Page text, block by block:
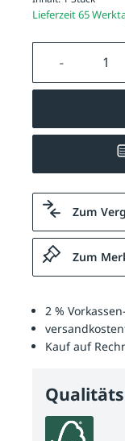
Lieferzeit 65
Produkt
Zum
Zum
2 %
Kauf auf